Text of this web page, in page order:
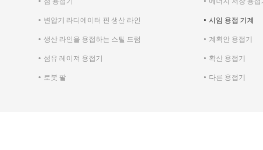
변압기 라디에이터 핀 생산 라인 시임 용접 기계
생산 라인을 용접하는 스틸 드럼 계획안 용접기
섬유 레이져 용접기 확산 용접기
로봇 팔 다른 용접기